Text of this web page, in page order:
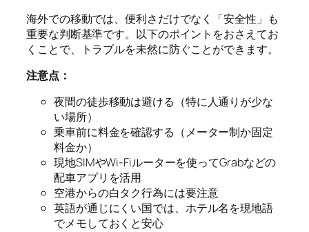
海外での移動では、便利さだけでなく「安全性」も
重要な判断基準です。以下のポイントをおさえてお
くことで、トラブルを未然に防ぐことができます。
注意点：
夜間の徒歩移動は避ける（特に人通りが少な
い場所）
乗車前に料金を確認する（メーター制か固定
料金か）
現地SIMやWi-Fiルーターを使ってGrabなどの
配車アプリを活用
空港からの白タク行為には要注意
英語が通じにくい国では、ホテル名を現地語
でメモしておくと安心